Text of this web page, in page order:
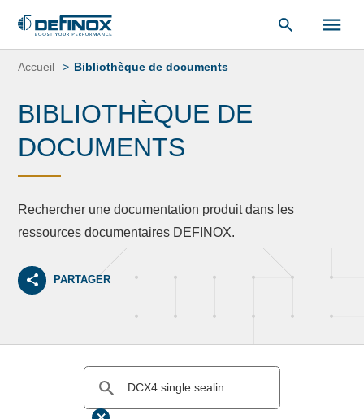
Aller
«Bibliothèque de documents
Accueil Bibliothèque de documents
BIBLIOTHÈQUE DE
DOCUMENTS
Rechercher une documentation produit dans les
ressources documentaires DEFINOX.
PARTAGER